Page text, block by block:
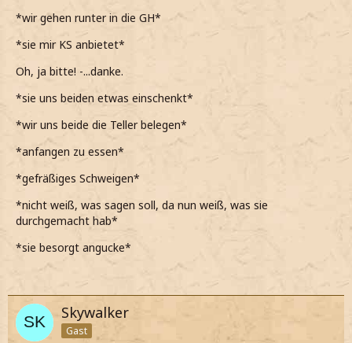
gehen*
*wir uns dann an den Gryffindor Tisch setzen*
Willst du auch?
*auf den KS zeige und uns beiden etwas davon eingieße*
*wir gehen runter in die GH*
*sie mir KS anbietet*
Oh, ja bitte! -...danke.
*sie uns beiden etwas einschenkt*
*wir uns beide die Teller belegen*
*anfangen zu essen*
*gefräßiges Schweigen*
*nicht weiß, was sagen soll, da nun weiß, was sie
durchgemacht hab*
*sie besorgt angucke*
Skywalker
Gast